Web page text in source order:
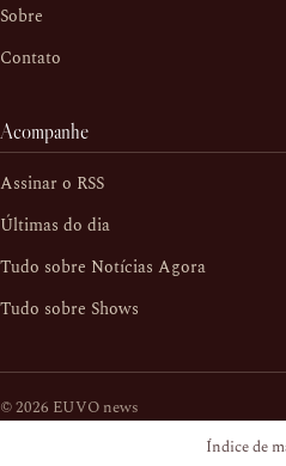
Sobre
Contato
Acompanhe
Assinar o RSS
Últimas do dia
Tudo sobre Notícias Agora
Tudo sobre Shows
© 2026 EUVO news
Índice de